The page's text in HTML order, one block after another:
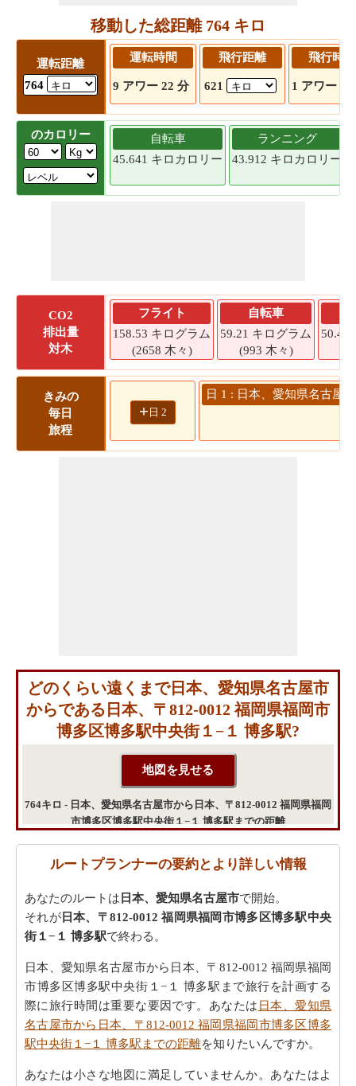
移動した総距離 764 キロ
運転距離
764
運転時間
9 アワー 22 分
飛行距離
621
飛行時間
1 アワー 16
のカロリー
自転車
45.641 キロカロリー
ランニング
43.912 キロカロリー
CO2
排出量
対木
フライト
158.53 キログラム
(2658 木々)
自転車
59.21 キログラム
(993 木々)
50.42
きみの
毎日
旅程
+ 日 2
日 1 : 日本、愛知県名古屋
どのくらい遠くまで日本、愛知県名古屋市
からである日本、〒812-0012 福岡県福岡市
博多区博多駅中央街１−１ 博多駅?
764キロ - 日本、愛知県名古屋市から日本、〒812-0012 福岡県福岡
市博多区博多駅中央街１−１ 博多駅までの距離
ルートプランナーの要約とより詳しい情報
あなたのルートは 日本、愛知県名古屋市で開始。
それが日本、〒812-0012 福岡県福岡市博多区博多駅中央
街１−１ 博多駅で終わる。
日本、愛知県名古屋市から日本、〒812-0012 福岡県福岡
市博多区博多駅中央街１−１ 博多駅まで旅行を計画する
際に旅行時間は重要な要因です。あなたは 日本、愛知県
名古屋市から日本、〒812-0012 福岡県福岡市博多区博多
駅中央街１−１ 博多駅までの距離を知りたいんですか。
あなたは小さな地図に満足していませんか。あなたはよ